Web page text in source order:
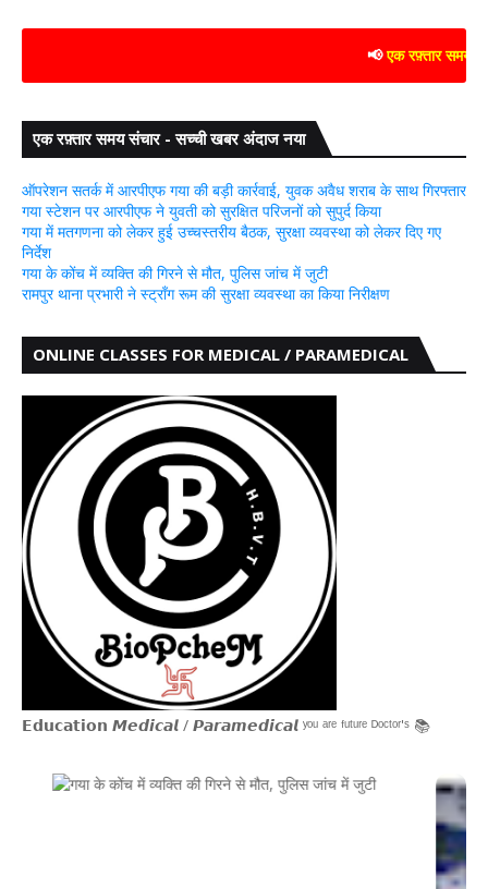
एक रफ़्तार समय संचार
एक रफ़्तार समय संचार - सच्ची खबर अंदाज नया
ऑपरेशन सतर्क में आरपीएफ गया की बड़ी कार्रवाई, युवक अवैध शराब के साथ गिरफ्तार
गया स्टेशन पर आरपीएफ ने युवती को सुरक्षित परिजनों को सुपुर्द किया
गया में मतगणना को लेकर हुई उच्चस्तरीय बैठक, सुरक्षा व्यवस्था को लेकर दिए गए
निर्देश
गया के कोंच में व्यक्ति की गिरने से मौत, पुलिस जांच में जुटी
रामपुर थाना प्रभारी ने स्ट्रॉंग रूम की सुरक्षा व्यवस्था का किया निरीक्षण
ONLINE CLASSES FOR MEDICAL / PARAMEDICAL
𝗘𝗱𝘂𝗰𝗮𝘁𝗶𝗼𝗻 𝙈𝙚𝙙𝙞𝙘𝙖𝙡 / 𝙋𝙖𝙧𝙖𝙢𝙚𝙙𝙞𝙘𝙖𝙡 ʸᵒᵘ ᵃʳᵉ ᶠᵘᵗᵘʳᵉ ᴰᵒᶜᵗᵒʳ'ˢ 📚